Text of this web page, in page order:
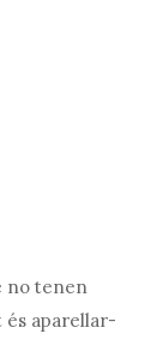
no tenen
és aparellar-